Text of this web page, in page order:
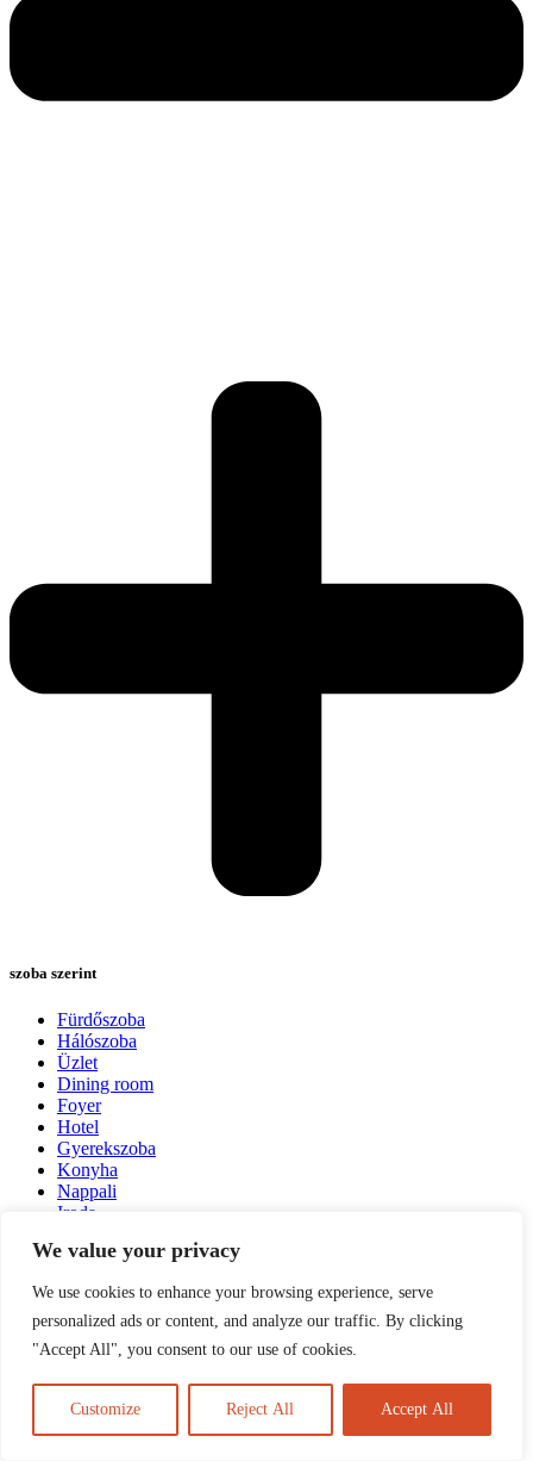
We value your privacy
We use cookies to enhance your browsing experience, serve
personalized ads or content, and analyze our traffic. By clicking
"Accept All", you consent to our use of cookies.
Customize Reject All Accept All
szoba szerint
Fürdőszoba
Hálószoba
Üzlet
Dining room
Foyer
Hotel
Gyerekszoba
Konyha
Nappali
Iroda
Hálószoba
Üzlet
Dining room
Foyer
Hotel
Gyerekszoba